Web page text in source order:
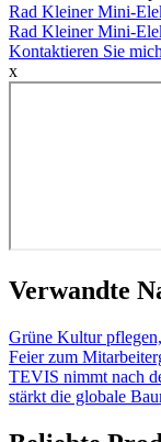
Rad Kleiner Mini-
Rad Kleiner Mini-
Kontaktieren Sie
x
Verwandte
Grüne Kultur
Feier zum
TEVIS nimmt nach
stärkt die globale